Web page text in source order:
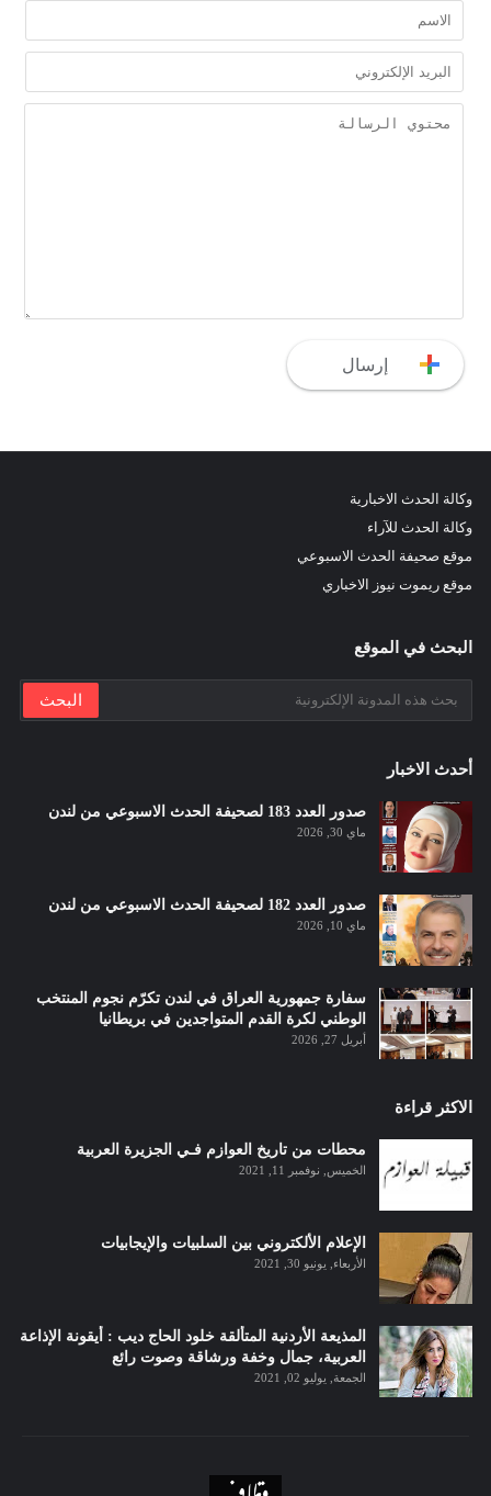
وكالة الحدث الاخبارية
وكالة الحدث للآراء
موقع صحيفة الحدث الاسبوعي
موقع ريموت نيوز الاخباري
البحث في الموقع
أحدث الاخبار
صدور العدد 183 لصحيفة الحدث الاسبوعي من لندن
ماي 30, 2026
صدور العدد 182 لصحيفة الحدث الاسبوعي من لندن
ماي 10, 2026
سفارة جمهورية العراق في لندن تكرّم نجوم المنتخب
الوطني لكرة القدم المتواجدين في بريطانيا
أبريل 27, 2026
الاكثر قراءة
محطات من تاريخ العوازم فـي الجزيرة العربية
الخميس, نوفمبر 11, 2021
الإعلام الألكتروني بين السلبيات والإيجابيات
الأربعاء, يونيو 30, 2021
المذيعة الأردنية المتألقة خلود الحاج ديب : أيقونة الإذاعة
العربية، جمال وخفة ورشاقة وصوت رائع
الجمعة, يوليو 02, 2021